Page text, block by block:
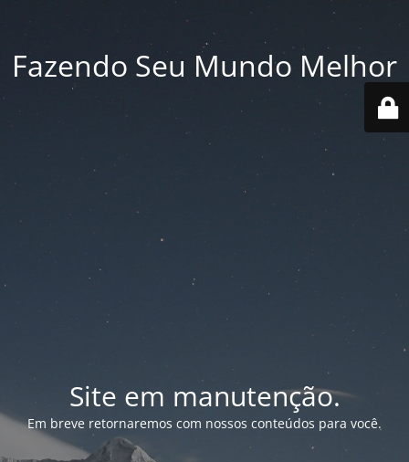
Fazendo Seu Mundo Melhor
Site em manutenção.
Em breve retornaremos com nossos conteúdos para você.